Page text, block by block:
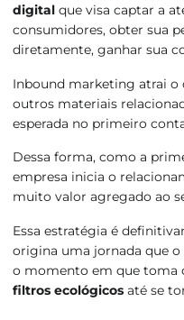
digital que visa captar a
consumidores, obter sua
diretamente, ganhar sua
Inbound marketing atrai
outros materiais
esperada no primeiro
Dessa forma, como a
empresa inicia o
muito valor agregado ao
Essa estratégia é
origina uma jornada que
o momento em que toma
filtros ecológicos até se